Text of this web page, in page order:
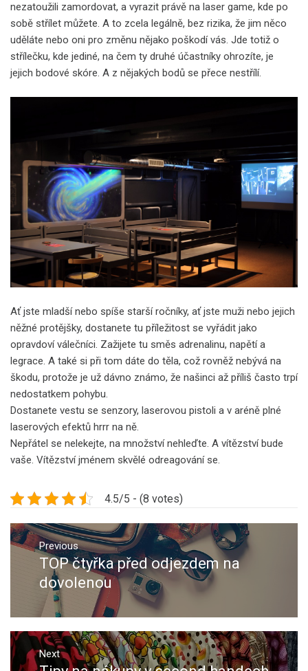
nezatoužili zamordovat, a vyrazit právě na laser game, kde po
sobě střílet můžete. A to zcela legálně, bez rizika, že jim něco
uděláte nebo oni pro změnu nějako poškodí vás. Jde totiž o
střílečku, kde jediné, na čem ty druhé účastníky ohrozíte, je
jejich bodové skóre. A z nějakých bodů se přece nestřílí.
Ať jste mladší nebo spíše starší ročníky, ať jste muži nebo jejich
něžné protějšky, dostanete tu příležitost se vyřádit jako
opravdoví válečníci. Zažijete tu směs adrenalinu, napětí a
legrace. A také si při tom dáte do těla, což rovněž nebývá na
škodu, protože je už dávno známo, že našinci až příliš často trpí
nedostatkem pohybu.
Dostanete vestu se senzory, laserovou pistoli a v aréně plné
laserových efektů hrrr na ně.
Nepřátel se nelekejte, na množství nehleďte. A vítězství bude
vaše. Vítězství jménem skvělé odreagování se.
4.5/5 - (8 votes)
Navigace
pro
příspěvek
Previous
Previous
post:
TOP čtyřka před odjezdem na
dovolenou
Next